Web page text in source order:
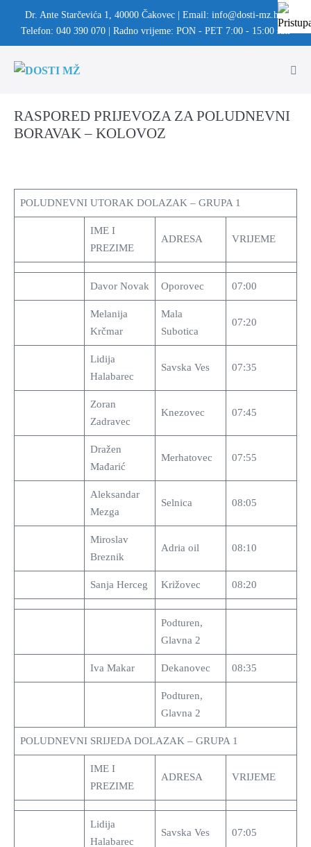
Dr. Ante Starčevića 1, 40000 Čakovec | Email: info@dosti-mz.hr |
Telefon: 040 390 070 | Radno vrijeme: PON - PET 7:00 - 15:00 sati
RASPORED PRIJEVOZA ZA POLUDNEVNI
BORAVAK – KOLOVOZ
POLUDNEVNI UTORAK DOLAZAK – GRUPA 1
IME I
PREZIME
ADRESA VRIJEME
Davor Novak Oporovec 07:00
Melanija
Krčmar
Mala
Subotica
07:20
Lidija
Halabarec
Savska Ves 07:35
Zoran
Zadravec
Knezovec 07:45
Dražen
Mađarić
Merhatovec 07:55
Aleksandar
Mezga
Selnica 08:05
Miroslav
Breznik
Adria oil 08:10
Sanja Herceg Križovec 08:20
Podturen,
Glavna 2
Iva Makar Dekanovec 08:35
Podturen,
Glavna 2
POLUDNEVNI SRIJEDA DOLAZAK – GRUPA 1
IME I
PREZIME
ADRESA VRIJEME
Lidija
Halabarec
Savska Ves 07:05